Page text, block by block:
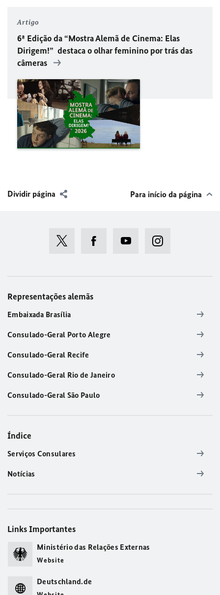
Artigo
6ª Edição da “Mostra Alemã de Cinema: Elas
Dirigem!” destaca o olhar feminino por trás das
câmeras
Dividir página Para início da página
Representações alemãs
Embaixada Brasília
Consulado-Geral Porto Alegre
Consulado-Geral Recife
Consulado-Geral Rio de Janeiro
Consulado-Geral São Paulo
Índice
Serviços Consulares
Notícias
Links Importantes
Ministério das Relações Externas
Website
Deutschland.de